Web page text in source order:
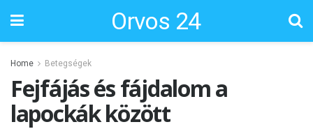
Orvos 24
Home Betegségek
Fejfájás és fájdalom a
lapockák között